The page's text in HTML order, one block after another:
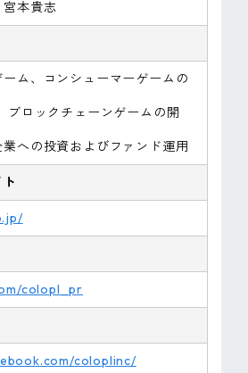
本貴志
ム、コンシューマーゲームの
ブロックチェーンゲームの開
への投資およびファンド運用
colopl_pr
coloplinc/